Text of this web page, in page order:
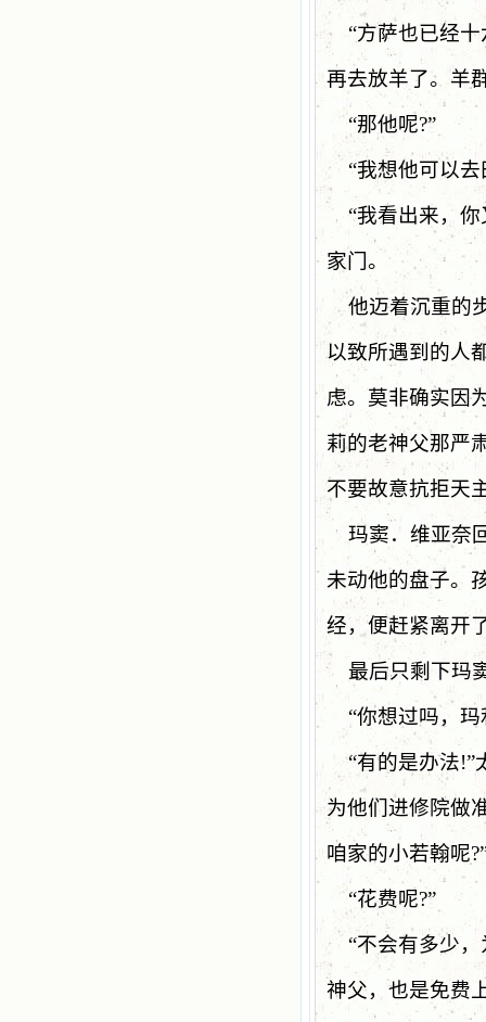
“方萨也已经十
再去放羊了。羊
“那他呢?”
“我想他可以
“我看出来，
家门。
他迈着沉重的
以致所遇到的人
虑。莫非确实因
莉的老神父那严
不要故意抗拒天
玛窦．维亚奈
未动他的盘子。
经，便赶紧离开
最后只剩下玛
“你想过吗，玛
“有的是办法!”
为他们进修院做
咱家的小若翰呢
“花费呢?”
“不会有多少
神父，也是免费